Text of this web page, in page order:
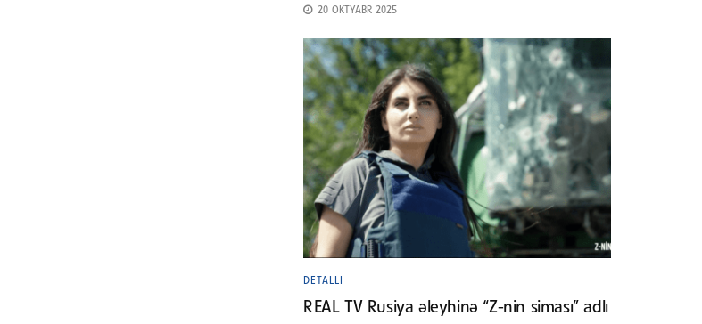
20 OKTYABR 2025
DETALLI
REAL TV Rusiya əleyhinə “Z-nin siması” adlı